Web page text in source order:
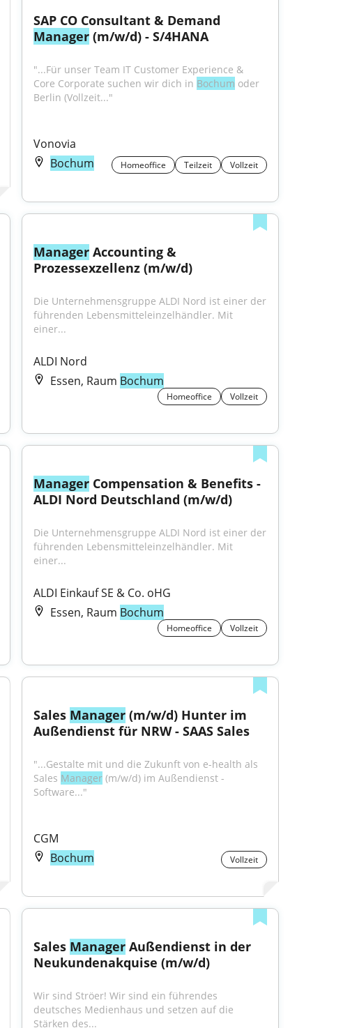
Manager (m/w/d) - S/4HANA
"...Für unser Team IT Customer Experience &
Core Corporate suchen wir dich in Bochum oder
Berlin (Vollzeit..."
Vonovia
Bochum
Homeoffice Teilzeit Vollzeit
Manager Accounting &
Prozessexzellenz (m/w/d)
Die Unternehmensgruppe ALDI Nord ist einer der
führenden Lebensmitteleinzelhändler. Mit
einer...
ALDI Nord
Essen, Raum Bochum
Homeoffice Vollzeit
Manager Compensation & Benefits -
ALDI Nord Deutschland (m/w/d)
Die Unternehmensgruppe ALDI Nord ist einer der
führenden Lebensmitteleinzelhändler. Mit
einer...
ALDI Einkauf SE & Co. oHG
Essen, Raum Bochum
Homeoffice Vollzeit
Sales Manager (m/w/d) Hunter im
Außendienst für NRW - SAAS Sales
"...Gestalte mit und die Zukunft von e-health als
Sales Manager (m/w/d) im Außendienst -
Software..."
CGM
Bochum
Vollzeit
Sales Manager Außendienst in der
Neukundenakquise (m/w/d)
Wir sind Ströer! Wir sind ein führendes
deutsches Medienhaus und setzen auf die
Stärken des...